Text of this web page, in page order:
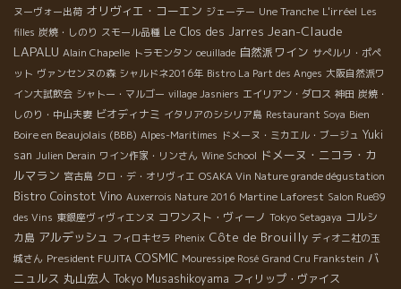
ヌーヴォー出荷 オリヴィエ・コーエン ジェーテー Une Tranche L'irréel Les
filles 炭焼・しのり スモール品種 Le Clos des Jarres Jean-Claude
LAPALU Alain Chapelle トラモンタン oeuillade 自然派ワイン サぺルリ・ポペ
ット ヴァンセンヌの森 シャルドネ2016年 Bistro La Part des Anges 大阪自然派ワ
イン大試飲会 シャトー・マルゴー village Jasniers エイリアン・ダロス 神田 炭焼・
しのり・中山夫妻 ビオディナミ イタリアのシシリア島 Restaurant Soya Bien
Boire en Beaujolais (BBB) Alpes-Maritimes ドメーヌ・ミカエル・ブージュ Yuki
san Julien Derain ワイン作家・リンさん Wine School ドメーヌ・ニコラ・カ
ルマラン 宮古島 クロ・デ・オリヴィエ OSAKA Vin Nature grande dégustation
Bistro Coinstot Vino Auxerrois Nature 2016 Martine Laforest Salon Rue89
des Vins 東銀座ヴィヴィエンヌ コワンスト・ヴィーノ Tokyo Setagaya コルシ
カ島 アルデッシュ フィロキセラ Phenix Côte de Brouilly ディオニ社の玉
城さん President FUJITA COSMIC Mouressipe Rosé Grand Cru Frankstein バ
ニュルス 丸山宏人 Tokyo Musashikoyama フィリップ・ヴァイス